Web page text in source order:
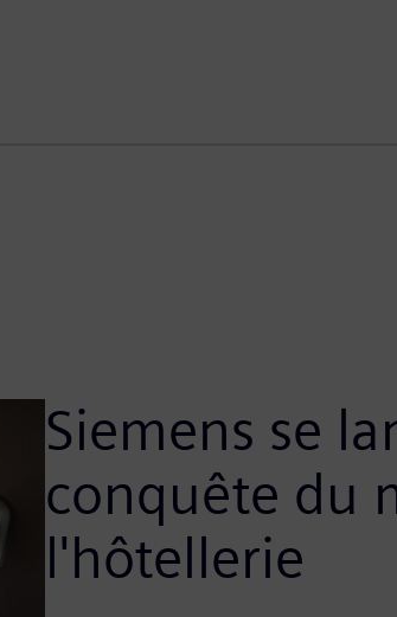
Siemens se
conquête du
l'hôtellerie